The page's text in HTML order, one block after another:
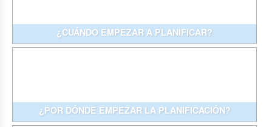
¿CUÁNDO EMPEZAR A PLANIFICAR?
¿POR DÓNDE EMPEZAR LA PLANIFICACIÓN?